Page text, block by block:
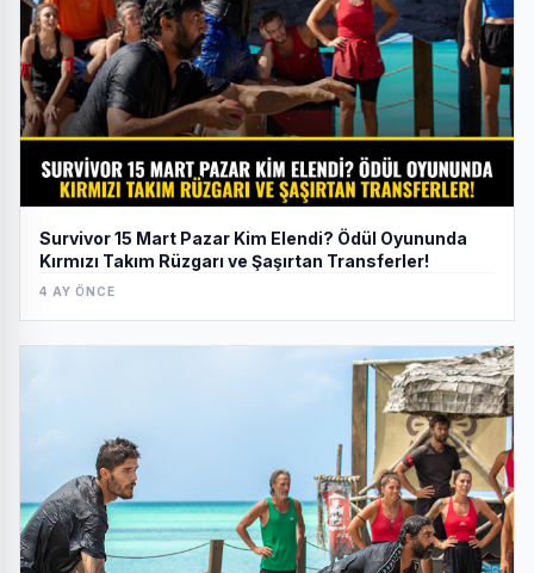
Survivor 15 Mart Pazar Kim Elendi? Ödül Oyununda
Kırmızı Takım Rüzgarı ve Şaşırtan Transferler!
4 AY ÖNCE